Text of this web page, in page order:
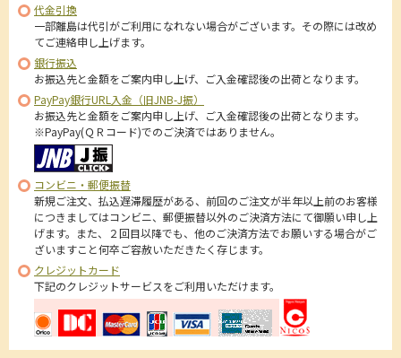
代金引換
一部離島は代引がご利用になれない場合がございます。その際には改め
てご連絡申し上げます。
銀行振込
お振込先と金額をご案内申し上げ、ご入金確認後の出荷となります。
PayPay銀行URL入金（旧JNB-J振）
お振込先と金額をご案内申し上げ、ご入金確認後の出荷となります。
※PayPay(ＱＲコード)でのご決済ではありません。
コンビニ・郵便振替
新規ご注文、払込遅滞履歴がある、前回のご注文が半年以上前のお客様
につきましてはコンビニ、郵便振替以外のご決済方法にて御願い申し上
げます。また、２回目以降でも、他のご決済方法でお願いする場合がご
ざいますこと何卒ご容赦いただきたく存じます。
クレジットカード
下記のクレジットサービスをご利用いただけます。